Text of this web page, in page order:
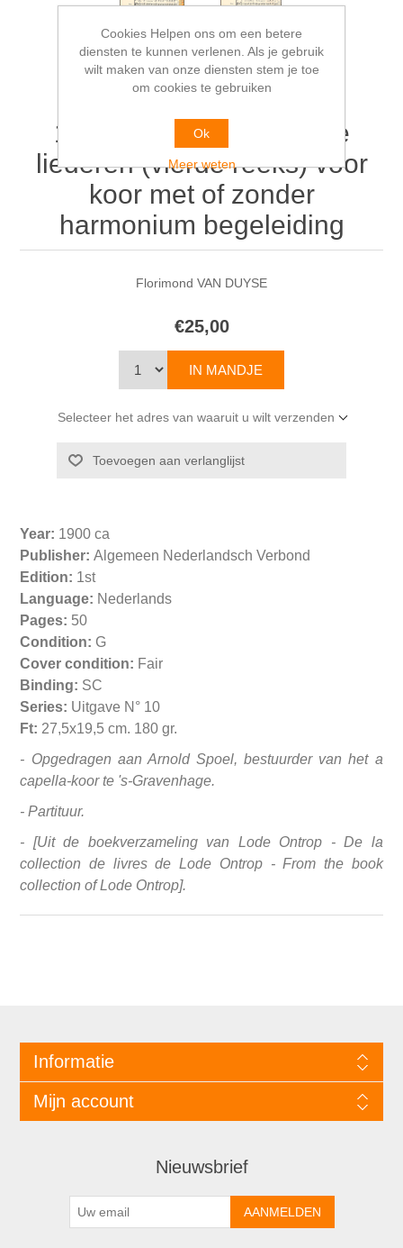
10 Oude Nederlandsche
liederen (vierde reeks) voor
koor met of zonder
harmonium begeleiding
Florimond VAN DUYSE
€25,00
Selecteer het adres van waaruit u wilt verzenden
Year: 1900 ca
Publisher: Algemeen Nederlandsch Verbond
Edition: 1st
Language: Nederlands
Pages: 50
Condition: G
Cover condition: Fair
Binding: SC
Series: Uitgave N° 10
Ft: 27,5x19,5 cm. 180 gr.
- Opgedragen aan Arnold Spoel, bestuurder van het a
capella-koor te 's-Gravenhage.
- Partituur.
- [Uit de boekverzameling van Lode Ontrop - De la
collection de livres de Lode Ontrop - From the book
collection of Lode Ontrop].
Informatie
Mijn account
Nieuwsbrief
Cookies Helpen ons om een betere
diensten te kunnen verlenen. Als je gebruik
wilt maken van onze diensten stem je toe
om cookies te gebruiken
Ok
Meer weten